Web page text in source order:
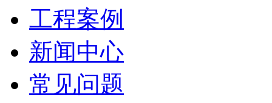
工程案例
新闻中心
常见问题